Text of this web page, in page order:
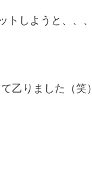
しようと、、、
乙りました（笑）